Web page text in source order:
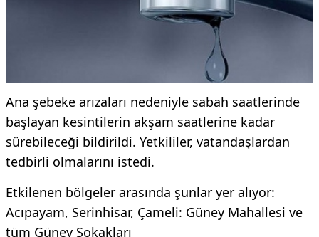
Ana şebeke arızaları nedeniyle sabah saatlerinde
başlayan kesintilerin akşam saatlerine kadar
sürebileceği bildirildi. Yetkililer, vatandaşlardan
tedbirli olmalarını istedi.
Etkilenen bölgeler arasında şunlar yer alıyor:
Acıpayam, Serinhisar, Çameli: Güney Mahallesi ve
tüm Güney Sokakları